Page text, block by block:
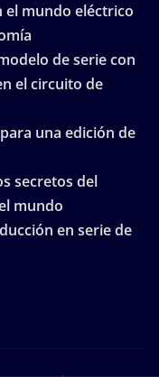
el mundo eléctrico
de serie con
el circuito de
una edición de
secretos del
mundo
en serie de